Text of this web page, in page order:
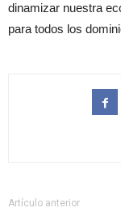
dinamizar nuestra
para todos los
Artículo anterior